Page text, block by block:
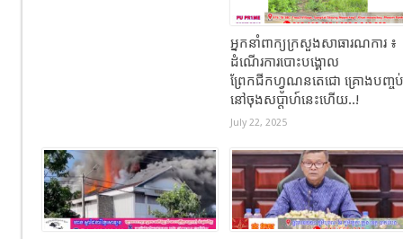
អ្នកនាំពាក្យក្រសួងសាធារណការ ៖
ដំណើរការបោះបង្គោល
ព្រែកជីកហ្វូណនតេជោ គ្រោងបញ្ចប់
នៅចុងសប្តាហ៍នេះហើយ..!
July 22, 2025